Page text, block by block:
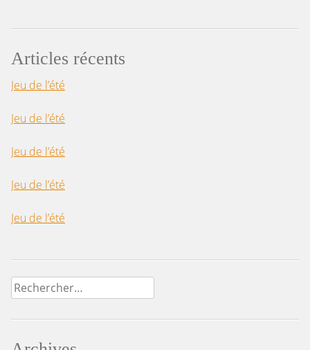
Articles récents
Jeu de l’été
Jeu de l’été
Jeu de l’été
Jeu de l’été
Jeu de l’été
Rechercher :